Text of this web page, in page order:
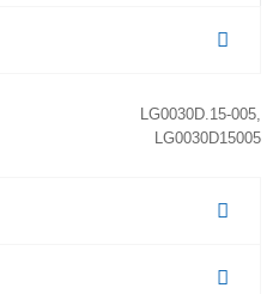
LG0030D.15-005,
LG0030D15005